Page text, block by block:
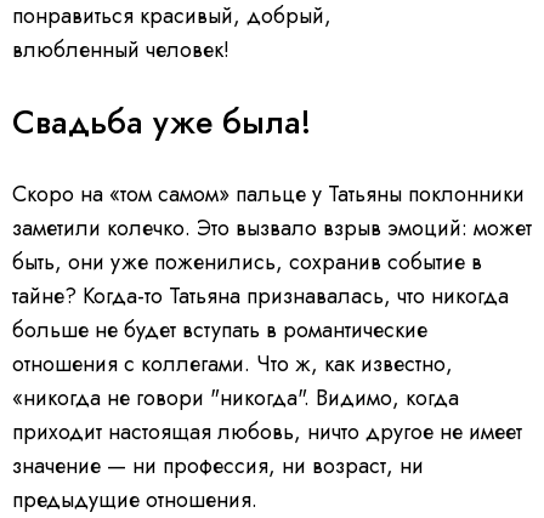
понравиться красивый, добрый,
влюбленный человек!
Свадьба уже была!
Скоро на «том самом» пальце у Татьяны поклонники
заметили колечко. Это вызвало взрыв эмоций: может
быть, они уже поженились, сохранив событие в
тайне? Когда-то Татьяна признавалась, что никогда
больше не будет вступать в романтические
отношения с коллегами. Что ж, как известно,
«никогда не говори "никогда". Видимо, когда
приходит настоящая любовь, ничто другое не имеет
значение — ни профессия, ни возраст, ни
предыдущие отношения.